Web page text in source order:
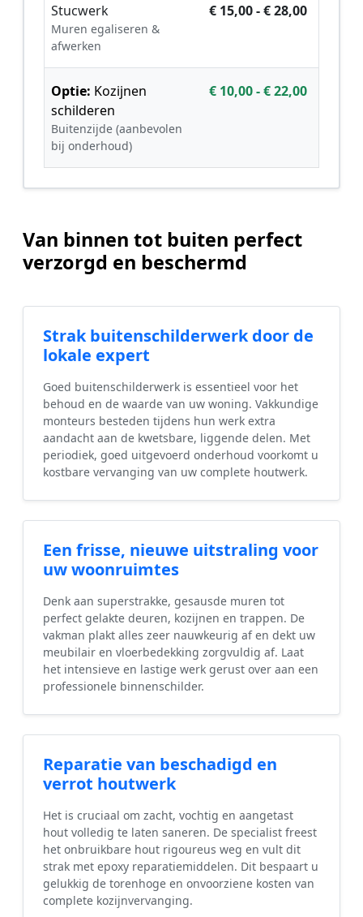
Stucwerk
Muren egaliseren &
afwerken
€ 15,00 - € 28,00
Optie: Kozijnen
schilderen
Buitenzijde (aanbevolen
bij onderhoud)
€ 10,00 - € 22,00
Van binnen tot buiten perfect
verzorgd en beschermd
Strak buitenschilderwerk door de
lokale expert
Goed buitenschilderwerk is essentieel voor het
behoud en de waarde van uw woning. Vakkundige
monteurs besteden tijdens hun werk extra
aandacht aan de kwetsbare, liggende delen. Met
periodiek, goed uitgevoerd onderhoud voorkomt u
kostbare vervanging van uw complete houtwerk.
Een frisse, nieuwe uitstraling voor
uw woonruimtes
Denk aan superstrakke, gesausde muren tot
perfect gelakte deuren, kozijnen en trappen. De
vakman plakt alles zeer nauwkeurig af en dekt uw
meubilair en vloerbedekking zorgvuldig af. Laat
het intensieve en lastige werk gerust over aan een
professionele binnenschilder.
Reparatie van beschadigd en
verrot houtwerk
Het is cruciaal om zacht, vochtig en aangetast
hout volledig te laten saneren. De specialist freest
het onbruikbare hout rigoureus weg en vult dit
strak met epoxy reparatiemiddelen. Dit bespaart u
gelukkig de torenhoge en onvoorziene kosten van
complete kozijnvervanging.